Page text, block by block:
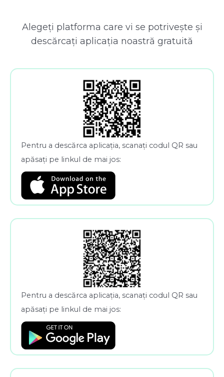
Alegeți platforma care vi se potrivește și
descărcați aplicația noastră gratuită
Pentru a descărca aplicația, scanați codul QR sau
apăsați pe linkul de mai jos:
Pentru a descărca aplicația, scanați codul QR sau
apăsați pe linkul de mai jos: